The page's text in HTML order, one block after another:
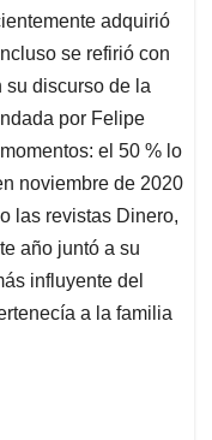
adquirió
se refirió con
su discurso de la
por Felipe
el 50 % lo
noviembre de 2020
las revistas Dinero,
año juntó a su
influyente del
a la familia